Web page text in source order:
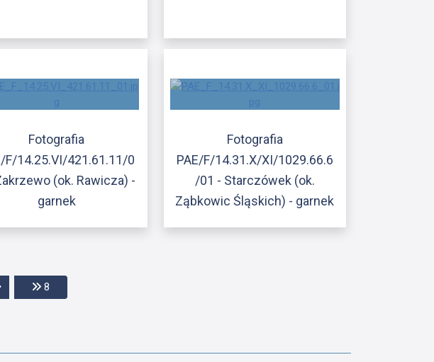
Fotografia
F/14.25.VI/421.61.11/0
(ok. Rawicza) -
garnek
Fotografia
PAE/F/14.31.X/XI/1029.66.6
/01 - Starczówek (ok.
Ząbkowic Śląskich) - garnek
Przejdź do następnej strony
8